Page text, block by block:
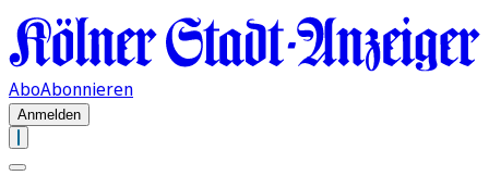
AboAbonnieren
Anmelden